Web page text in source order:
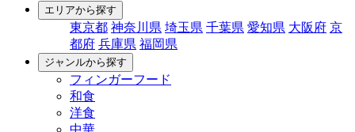
エリアから探す
東京都 神奈川県 埼玉県 千葉県 愛知県 大阪府 京
都府 兵庫県 福岡県
ジャンルから探す
フィンガーフード
和食
洋食
中華